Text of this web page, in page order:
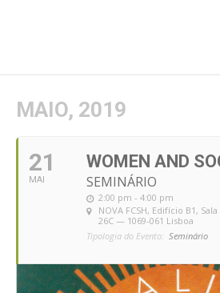
MAIO, 2019
21
MAI
WOMEN AND
SEMINÁRIO
2:00 pm - 4:00 pm
NOVA FCSH, Edifício B1, Sala
26C — 1069-061 Lisboa
Tipologia do Evento: Seminário